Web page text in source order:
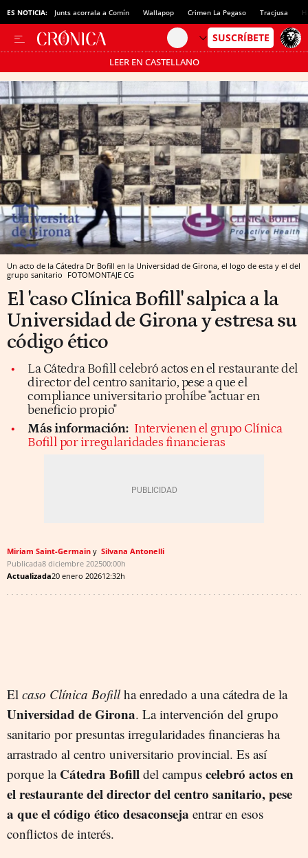
ES NOTICIA: Junts acorrala a Comín Wallapop Crimen La Pegaso Tracjusa
LEER EN CASTELLANO
Pásate al MODO AHORRO
Un acto de la Cátedra Dr Bofill en la Universidad de Girona, el logo de esta y el del
grupo sanitario FOTOMONTAJE CG
El 'caso Clínica Bofill' salpica a la
Universidad de Girona y estresa su
código ético
La Cátedra Bofill celebró actos en el restaurante del
director del centro sanitario, pese a que el
compliance universitario prohíbe "actuar en
beneficio propio"
Más información: Intervienen el grupo Clínica
Bofill por irregularidades financieras
Miriam Saint-Germain
Silvana Antonelli
Publicada8 diciembre 202500:00h
Actualizada20 enero 202612:32h
El caso Clínica Bofillha enredado a una cátedra de la
Universidad de Girona. La intervención del grupo
sanitario por presuntas irregularidades financieras ha
arrastrado al centro universitario provincial. Es así
porque la Cátedra Bofill del campus celebró actos en
el restaurante del director del centro sanitario, pese
a que el código ético desaconseja entrar en esos
conflictos de interés.